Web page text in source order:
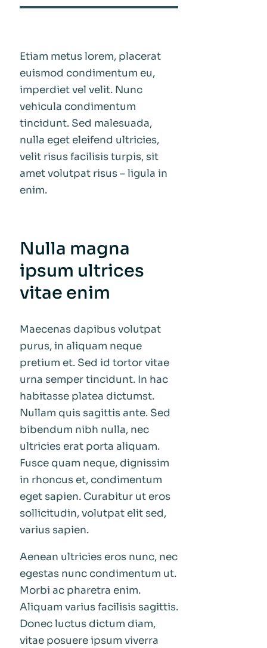
Etiam metus lorem, placerat
euismod condimentum eu,
imperdiet vel velit. Nunc
vehicula condimentum
tincidunt. Sed malesuada,
nulla eget eleifend ultricies,
velit risus facilisis turpis, sit
amet volutpat risus – ligula in
enim.
Nulla magna
ipsum ultrices
vitae enim
Maecenas dapibus volutpat
purus, in aliquam neque
pretium et. Sed id tortor vitae
urna semper tincidunt. In hac
habitasse platea dictumst.
Nullam quis sagittis ante. Sed
bibendum nibh nulla, nec
ultricies erat porta aliquam.
Fusce quam neque, dignissim
in rhoncus et, condimentum
eget sapien. Curabitur ut eros
sollicitudin, volutpat elit sed,
varius sapien.
Aenean ultricies eros nunc, nec
egestas nunc condimentum ut.
Morbi ac pharetra enim.
Aliquam varius facilisis sagittis.
Donec luctus dictum diam,
vitae posuere ipsum viverra